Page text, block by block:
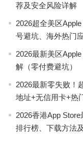
荐及安全风险详解
2026超全美区
号避坑、海外热门
2026最新美区
解（零付费避坑）
2026最新零失败！
地址+无信用卡+热
2026香港App
排行榜、下载方法